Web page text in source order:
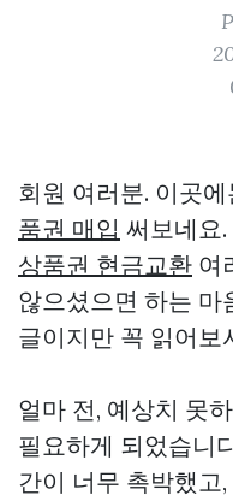
회원 여러분. 이곳
품권 매입 써보네요
상품권 현금교환 여
않으셨으면 하는 마
글이지만 꼭 읽어보
얼마 전, 예상치 못
필요하게 되었습니
간이 너무 촉박했고